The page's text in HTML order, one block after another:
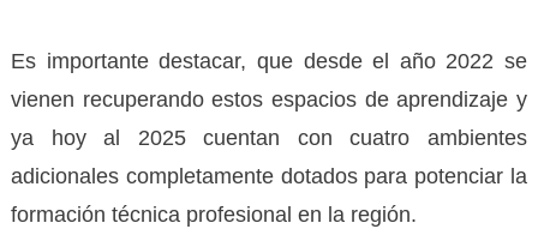
Es importante destacar, que desde el año 2022 se
vienen recuperando estos espacios de aprendizaje y
ya hoy al 2025 cuentan con cuatro ambientes
adicionales completamente dotados para potenciar la
formación técnica profesional en la región.